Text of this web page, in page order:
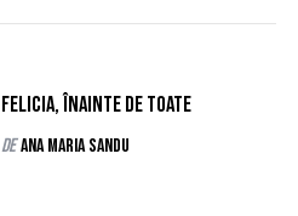
Felicia, înainte de toate
de Ana Maria Sandu